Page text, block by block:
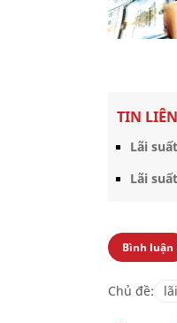
TIN
Lãi
Lãi
Bình luận
Chủ đề: